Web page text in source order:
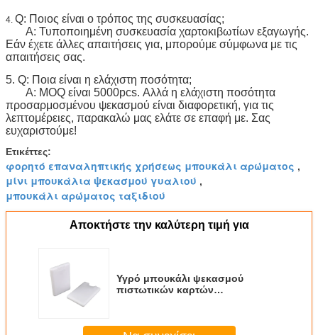
4. Q: Ποιος είναι ο τρόπος της συσκευασίας;
Α: Τυποποιημένη συσκευασία χαρτοκιβωτίων εξαγωγής.
Εάν έχετε άλλες απαιτήσεις για, μπορούμε σύμφωνα με τις
απαιτήσεις σας.
5. Q: Ποια είναι η ελάχιστη ποσότητα;
Α: MOQ είναι 5000pcs. Αλλά η ελάχιστη ποσότητα
προσαρμοσμένου ψεκασμού είναι διαφορετική, για τις
λεπτομέρειες, παρακαλώ μας ελάτε σε επαφή με. Σας
ευχαριστούμε!
Ετικέττες:
φορητό επαναληπτικής χρήσεως μπουκάλι αρώματος ,
μίνι μπουκάλια ψεκασμού γυαλιού ,
μπουκάλι αρώματος ταξιδιού
Αποκτήστε την καλύτερη τιμή για
Υγρό μπουκάλι ψεκασμού
πιστωτικών καρτών